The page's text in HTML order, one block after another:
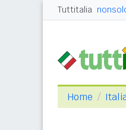
Tuttitalia
Home